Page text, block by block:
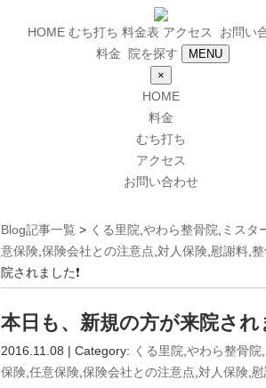
HOME むち打ち 料金表 アクセス
お問い
料金
院を探す
MENU
×
HOME
料金
むち打ち
アクセス
お問い合わせ
Blog記事一覧 > くる里院 やわら整骨院 ミスタ
意保険 保険会社との注意点 対人保険 慰謝料
院されました❗
本日も、新規の方が来院され
2016.11.08 | Category: くる里院 やわら整骨院
保険 任意保険 保険会社との注意点 対人保険